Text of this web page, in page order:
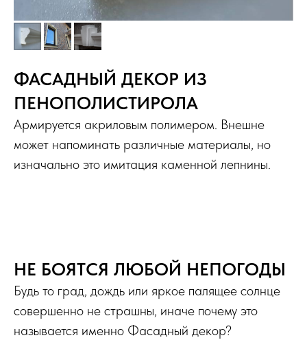
ФАСАДНЫЙ ДЕКОР ИЗ
ПЕНОПОЛИСТИРОЛА
Армируется акриловым полимером. Внешне
может напоминать различные материалы, но
изначально это имитация каменной лепнины.
НЕ БОЯТСЯ ЛЮБОЙ НЕПОГОДЫ
Будь то град, дождь или яркое палящее солнце
совершенно не страшны, иначе почему это
называется именно Фасадный декор?